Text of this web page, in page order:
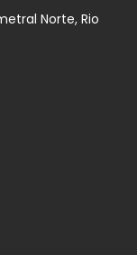
Norte, Rio